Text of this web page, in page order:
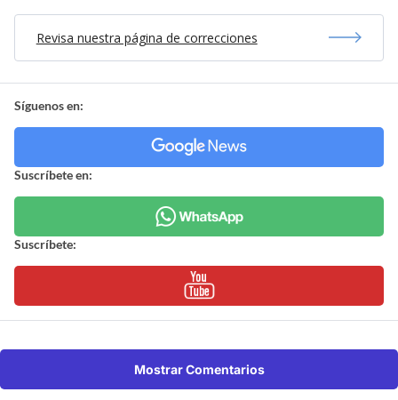
Revisa nuestra página de correcciones
Síguenos en:
Suscríbete en:
Suscríbete:
Mostrar Comentarios